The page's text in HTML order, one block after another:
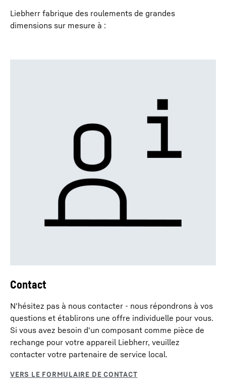
Liebherr fabrique des roulements de grandes
dimensions sur mesure à :
Contact
N'hésitez pas à nous contacter - nous répondrons à vos
questions et établirons une offre individuelle pour vous.
Si vous avez besoin d'un composant comme pièce de
rechange pour votre appareil Liebherr, veuillez
contacter votre partenaire de service local.